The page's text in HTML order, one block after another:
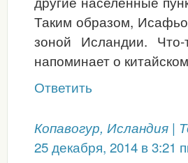
Таким образом,
зоной Исландии.
напоминает о
Ответить
Копавогур, Исландия
25 декабря, 2014 в 3:21